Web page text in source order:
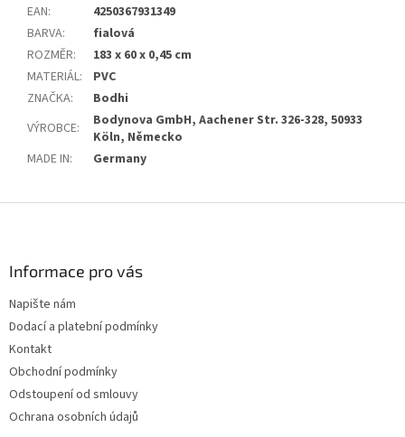
EAN:
4250367931349
BARVA:
fialová
ROZMĚR:
183 x 60 x 0,45 cm
MATERIÁL:
PVC
ZNAČKA:
Bodhi
VÝROBCE:
Bodynova GmbH, Aachener Str. 326-328, 50933
Köln, Německo
MADE IN: Germany
Informace pro vás
Napište nám
Dodací a platební podmínky
Kontakt
Obchodní podmínky
Odstoupení od smlouvy
Ochrana osobních údajů